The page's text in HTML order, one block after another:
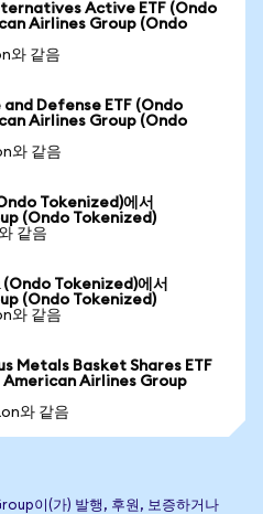
Active ETF (Ondo
Airlines Group (Ondo
와 같음
Defense ETF (Ondo
Airlines Group (Ondo
와 같음
Tokenized)에서
(Ondo Tokenized)
같음
Tokenized)에서
(Ondo Tokenized)
와 같음
Metals Basket Shares ETF
American Airlines Group
와 같음
이(가) 발행, 후원, 보증하거나